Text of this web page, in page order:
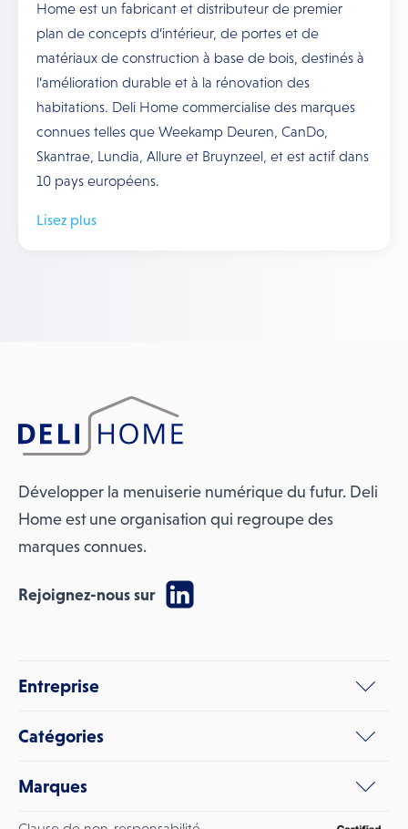
Home est un fabricant et distributeur de premier
plan de concepts d’intérieur, de portes et de
matériaux de construction à base de bois, destinés à
l’amélioration durable et à la rénovation des
habitations. Deli Home commercialise des marques
connues telles que Weekamp Deuren, CanDo,
Skantrae, Lundia, Allure et Bruynzeel, et est actif dans
10 pays européens.
Lisez plus
Développer la menuiserie numérique du futur. Deli
Home est une organisation qui regroupe des
marques connues.
Rejoignez-nous sur
Entreprise
Catégories
Marques